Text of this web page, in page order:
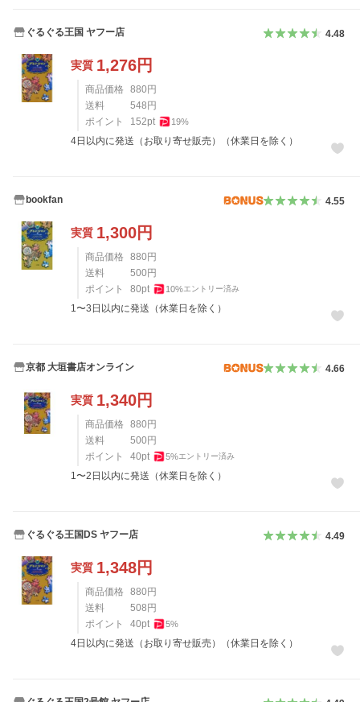
ぐるぐる王国 ヤフー店 4.48
実質 1,276円
商品価格 880円
送料
548円
ポイント
152pt 19%
4日以内に発送（お取り寄せ販売）（休業日を除く）
bookfan 4.55
実質 1,300円
商品価格 880円
送料
500円
ポイント
80pt 10%エントリー済み
1〜3日以内に発送（休業日を除く）
京都 大垣書店オンライン 4.66
実質 1,340円
商品価格 880円
送料
500円
ポイント
40pt 5%エントリー済み
1〜2日以内に発送（休業日を除く）
ぐるぐる王国DS ヤフー店 4.49
実質 1,348円
商品価格 880円
送料
508円
ポイント
40pt 5%
4日以内に発送（お取り寄せ販売）（休業日を除く）